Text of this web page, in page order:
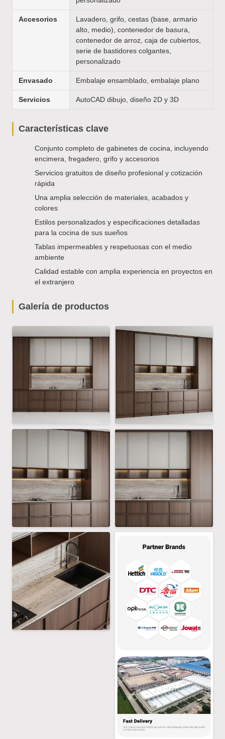
Accesorios
Lavadero, grifo, cestas (base, armario
alto, medio), contenedor de basura,
contenedor de arroz, caja de cubiertos,
serie de bastidores colgantes,
personalizado
Envasado Embalaje ensamblado, embalaje plano
Servicios AutoCAD dibujo, diseño 2D y 3D
Características clave
Conjunto completo de gabinetes de cocina, incluyendo
encimera, fregadero, grifo y accesorios
Servicios gratuitos de diseño profesional y cotización
rápida
Una amplia selección de materiales, acabados y
colores
Estilos personalizados y especificaciones detalladas
para la cocina de sus sueños
Tablas impermeables y respetuosas con el medio
ambiente
Calidad estable con amplia experiencia en proyectos en
el extranjero
Galería de productos